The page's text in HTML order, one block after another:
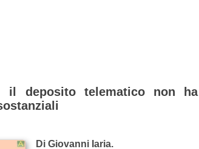
il deposito telematico non ha
Di Giovanni Iaria.